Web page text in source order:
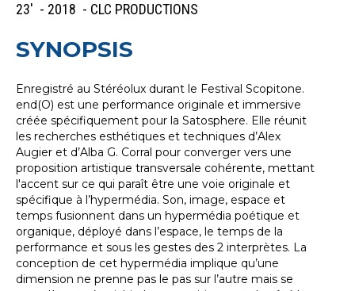
23' - 2018 - CLC PRODUCTIONS
SYNOPSIS
Enregistré au Stéréolux durant le Festival Scopitone.
end(O) est une performance originale et immersive
créée spécifiquement pour la Satosphere. Elle réunit
les recherches esthétiques et techniques d’Alex
Augier et d’Alba G. Corral pour converger vers une
proposition artistique transversale cohérente, mettant
l'accent sur ce qui paraît être une voie originale et
spécifique à l’hypermédia. Son, image, espace et
temps fusionnent dans un hypermédia poétique et
organique, déployé dans l’espace, le temps de la
performance et sous les gestes des 2 interprètes. La
conception de cet hypermédia implique qu’une
dimension ne prenne pas le pas sur l’autre mais se